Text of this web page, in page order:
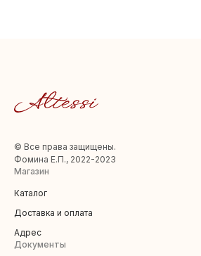
© Все права защищены.
Фомина Е.П., 2022-2023
Магазин
Каталог
Доставка и оплата
Адрес
Документы